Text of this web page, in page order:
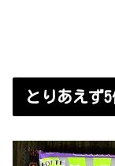
とりあえず5